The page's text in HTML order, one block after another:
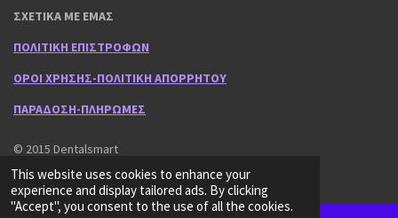
This website uses cookies to enhance your
experience and display tailored ads. By clicking
"Accept", you consent to the use of all the cookies.
k
ΣΧΕΤΙΚΑ ΜΕ ΕΜΑΣ
ΠΟΛΙΤΙΚΗ ΕΠΙΣΤΡΟΦΩΝ
ΟΡΟΙ ΧΡΗΣΗΣ-ΠΟΛΙΤΙΚΗ ΑΠΟΡΡΗΤΟΥ
ΠΑΡΑΔΟΣΗ-ΠΛΗΡΩΜΕΣ
© 2015 Dentalsmart
Powered by Webador